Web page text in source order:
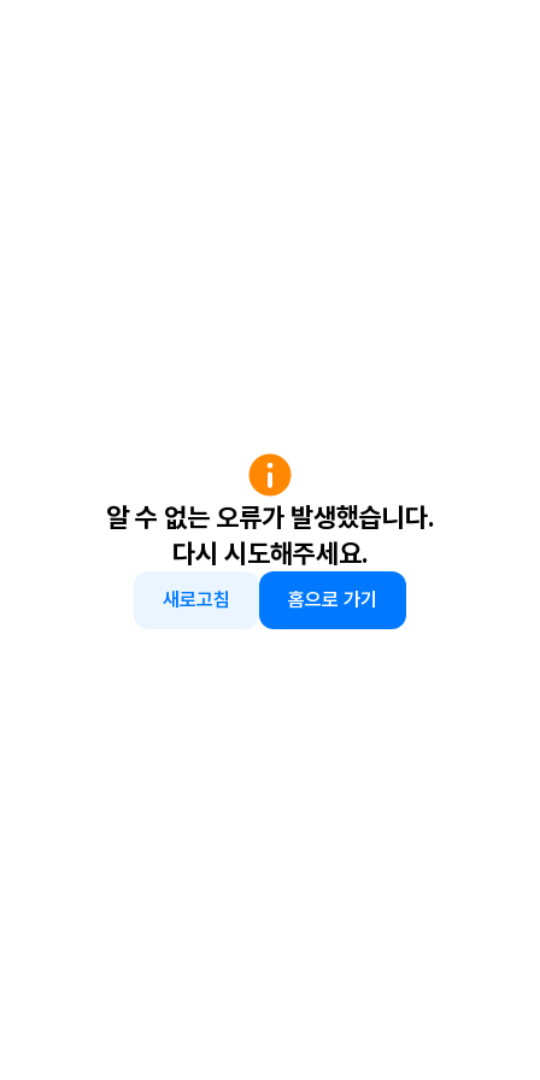
알 수 없는 오류가 발생했습니다.
다시 시도해주세요.
새로고침 홈으로 가기